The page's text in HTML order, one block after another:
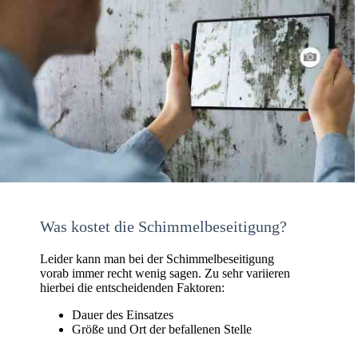
Was kostet die Schimmelbeseitigung?
Leider kann man bei der Schimmelbeseitigung
vorab immer recht wenig sagen. Zu sehr variieren
hierbei die entscheidenden Faktoren:
Dauer des Einsatzes
Größe und Ort der befallenen Stelle